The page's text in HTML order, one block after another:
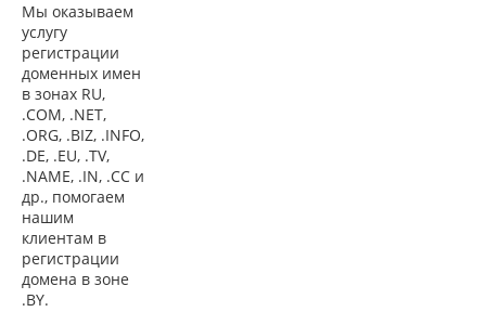
Мы оказываем
услугу
регистрации
доменных имен
в зонах RU,
.COM, .NET,
.ORG, .BIZ, .INFO,
.DE, .EU, .TV,
.NAME, .IN, .CC и
др., помогаем
нашим
клиентам в
регистрации
домена в зоне
.BY.